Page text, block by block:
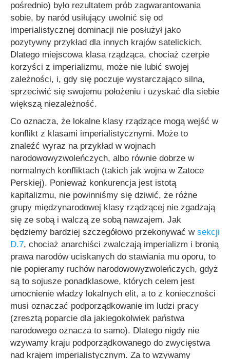
pośrednio) było rezultatem prób zagwarantowania
sobie, by naród usiłujący uwolnić się od
imperialistycznej dominacji nie posłużył jako
pozytywny przykład dla innych krajów satelickich.
Dlatego miejscowa klasa rządząca, chociaż czerpie
korzyści z imperializmu, może nie lubić swojej
zależności, i, gdy się poczuje wystarczająco silna,
sprzeciwić się swojemu położeniu i uzyskać dla siebie
większą niezależność.
Co oznacza, że lokalne klasy rządzące mogą wejść w
konflikt z klasami imperialistycznymi. Może to
znaleźć wyraz na przykład w wojnach
narodowowyzwoleńczych, albo równie dobrze w
normalnych konfliktach (takich jak wojna w Zatoce
Perskiej). Ponieważ konkurencja jest istotą
kapitalizmu, nie powinniśmy się dziwić, że różne
grupy międzynarodowej klasy rządzącej nie zgadzają
się ze sobą i walczą ze sobą nawzajem. Jak
będziemy bardziej szczegółowo przekonywać w sekcji
D.7, chociaż anarchiści zwalczają imperializm i bronią
prawa narodów uciskanych do stawiania mu oporu, to
nie popieramy ruchów narodowowyzwoleńczych, gdyż
są to sojusze ponadklasowe, których celem jest
umocnienie władzy lokalnych elit, a to z konieczności
musi oznaczać podporządkowanie im ludzi pracy
(zresztą poparcie dla jakiegokolwiek państwa
narodowego oznacza to samo). Dlatego nigdy nie
wzywamy kraju podporządkowanego do zwycięstwa
nad krajem imperialistycznym. Za to wzywamy